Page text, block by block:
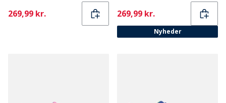
Current
269,99 kr. Current
269,99 kr.
Nyheder